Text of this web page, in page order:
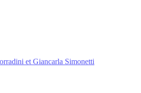
et Giancarla Simonetti